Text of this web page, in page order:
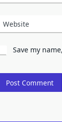
Website
Save my